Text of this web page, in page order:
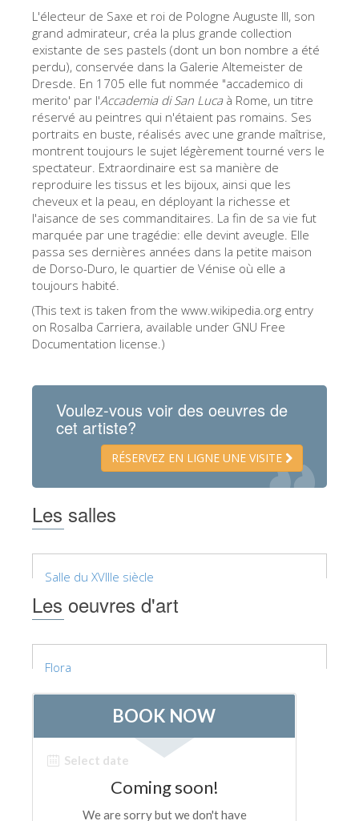
中文
DEUTSCH
FRANÇAIS
ESPAÑOL
L'électeur de Saxe et roi de Pologne Auguste III, son
grand admirateur, créa la plus grande collection
existante de ses pastels (dont un bon nombre a été
perdu), conservée dans la Galerie Altemeister de
Dresde. En 1705 elle fut nommée "accademico di
merito' par l'Accademia di San Luca à Rome, un titre
réservé au peintres qui n'étaient pas romains. Ses
portraits en buste, réalisés avec une grande maîtrise,
montrent toujours le sujet légèrement tourné vers le
spectateur. Extraordinaire est sa manière de
reproduire les tissus et les bijoux, ainsi que les
cheveux et la peau, en déployant la richesse et
l'aisance de ses commanditaires. La fin de sa vie fut
marquée par une tragédie: elle devint aveugle. Elle
passa ses dernières années dans la petite maison
de Dorso-Duro, le quartier de Vénise où elle a
toujours habité.
(This text is taken from the www.wikipedia.org entry
on Rosalba Carriera, available under GNU Free
Documentation license.)
Voulez-vous voir des oeuvres de
cet artiste?
RÉSERVEZ EN LIGNE UNE VISITE
Les salles
Salle du XVIIIe siècle
Les oeuvres d'art
Flora